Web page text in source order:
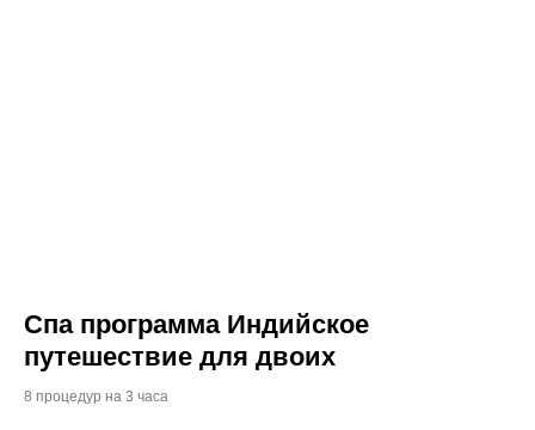
Спа программа Индийское
путешествие для двоих
8 процедур на 3 часа